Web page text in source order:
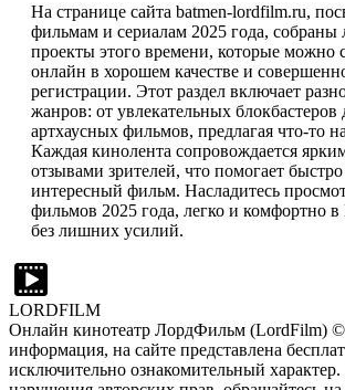
На странице сайта batmen-lordfilm.ru,
фильмам и сериалам 2025 года, собраны
проекты этого времени, которые можно
онлайн в хорошем качестве и
регистрации. Этот раздел включает
жанров: от увлекательных
артхаусных фильмов, предлагая что-то
Каждая кинолента сопровождается
отзывами зрителей, что помогает
интересный фильм. Насладитесь
фильмов 2025 года, легко и комфортно в
без лишних усилий.
LORDFILM
Онлайн кинотеатр ЛордФильм (LordFilm) ©
информация, на сайте представлена
исключительно ознакомительный характер.